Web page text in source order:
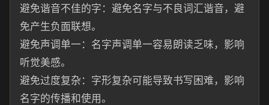
避免谐音不佳的字：避免名字与不良词汇谐音，避
免产生负面联想。
避免声调单一：名字声调单一容易朗读乏味，影响
听觉美感。
避免过度复杂：字形复杂可能导致书写困难，影响
名字的传播和使用。